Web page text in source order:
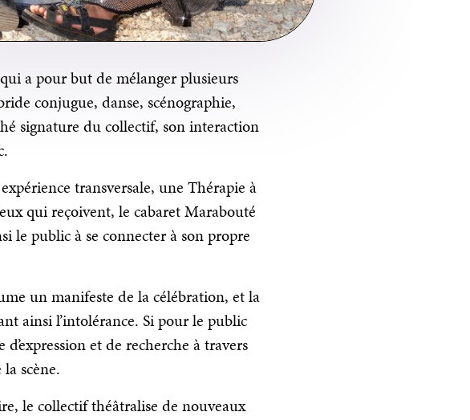
a pour but de mélanger plusieurs
conjugue, danse, scénographie,
signature du collectif, son interaction
transversale, une Thérapie à
qui reçoivent, le cabaret Marabouté
le public à se connecter à son propre
un manifeste de la célébration, et la
ainsi l’intolérance. Si pour le public
d’expression et de recherche à travers
scène.
le collectif théâtralise de nouveaux